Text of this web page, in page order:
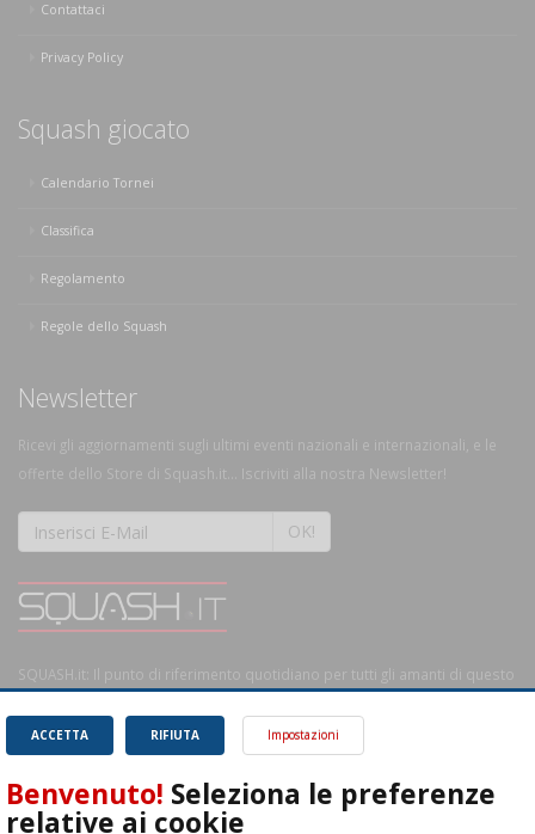
Contattaci
Privacy Policy
Squash giocato
Calendario Tornei
Classifica
Regolamento
Regole dello Squash
Newsletter
Ricevi gli aggiornamenti sugli ultimi eventi nazionali e internazionali, e le
offerte dello Store di Squash.it... Iscriviti alla nostra Newsletter!
OK!
SQUASH.it: Il punto di riferimento quotidiano per tutti gli amanti di questo
RIFIUTA
ACCETTA Impostazioni
Benvenuto! Seleziona le preferenze
relative ai cookie